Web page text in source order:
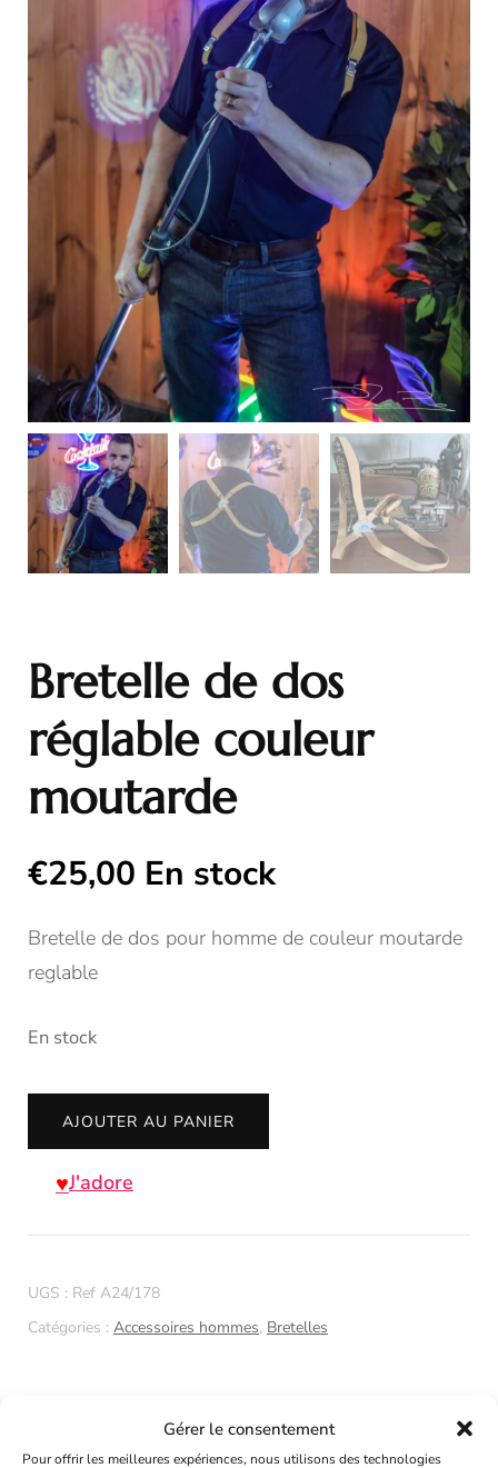
Gérer le consentement
Pour offrir les meilleures expériences, nous utilisons des technologies
Bretelle de dos
réglable couleur
moutarde
€25,00 En stock
Bretelle de dos pour homme de couleur moutarde
reglable
En stock
quantité
dos
couleur
moutarde
AJOUTER AU PANIER
J'adore
UGS : Ref A24/178
Catégories : Accessoires hommes, Bretelles
Description